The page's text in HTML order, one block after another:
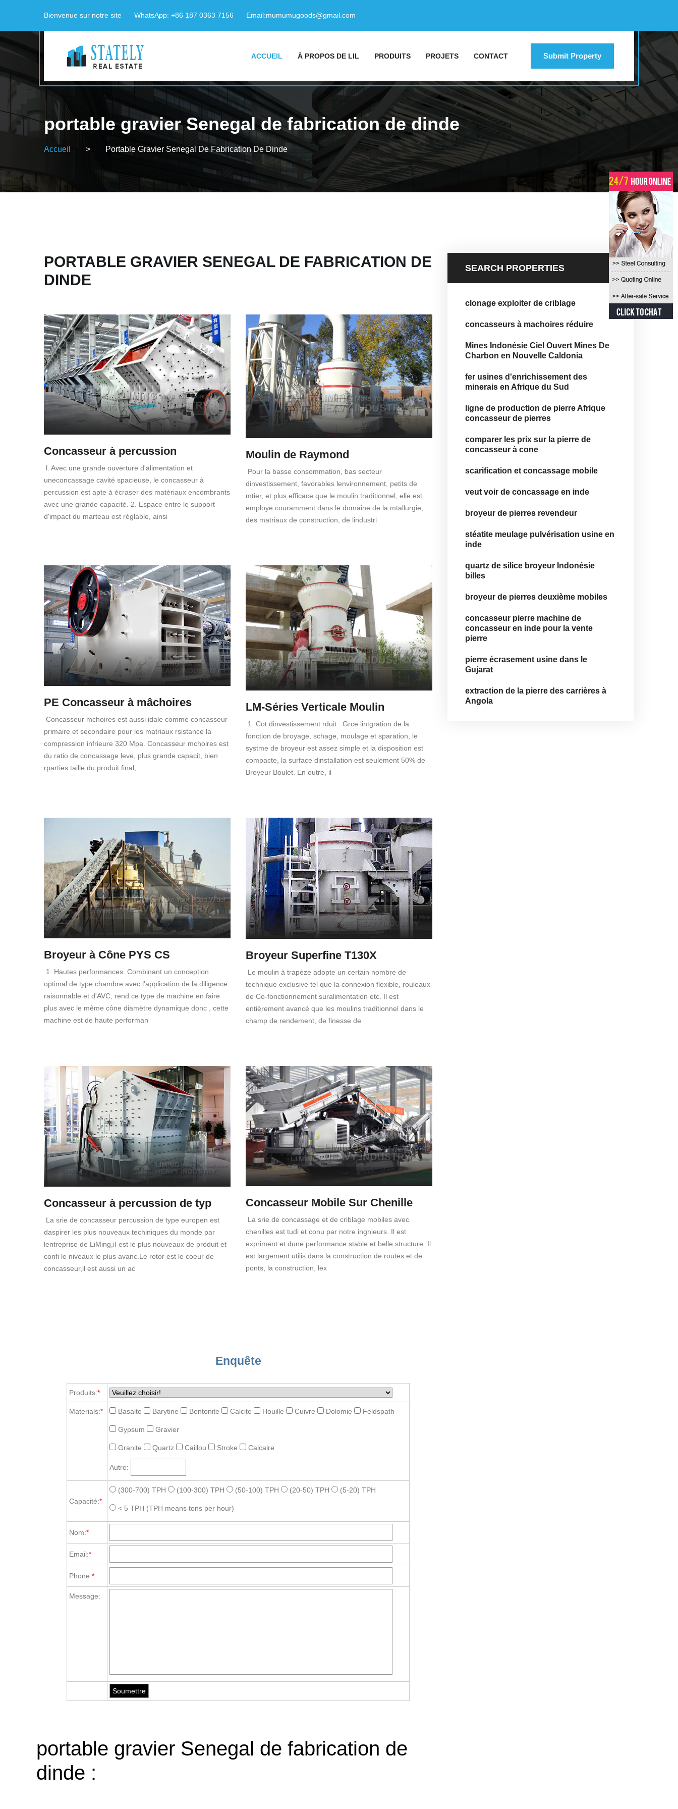
Bienvenue sur notre site WhatsApp: +86 187 0363 7156 Email:mumumugoods@gmail.com
ACCUEIL À PROPOS DE LIL PRODUITS PROJETS CONTACT Submit Property
portable gravier Senegal de fabrication de dinde
Accueil > Portable Gravier Senegal De Fabrication De Dinde
PORTABLE GRAVIER SENEGAL DE FABRICATION DE
DINDE
Concasseur à percussion
l. Avec une grande ouverture d'alimentation et
uneconcassage cavité spacieuse, le concasseur à
percussion est apte à écraser des matériaux encombrants
avec une grande capacité. 2. Espace entre le support
d'impact du marteau est réglable, ainsi
Moulin de Raymond
Pour la basse consommation, bas secteur
dinvestissement, favorables lenvironnement, petits de
mtier, et plus efficace que le moulin traditionnel, elle est
employe couramment dans le domaine de la mtallurgie,
des matriaux de construction, de lindustri
PE Concasseur à mâchoires
Concasseur mchoires est aussi idale comme concasseur
primaire et secondaire pour les matriaux rsistance la
compression infrieure 320 Mpa. Concasseur mchoires est
du ratio de concassage leve, plus grande capacit, bien
rparties taille du produit final,
LM-Séries Verticale Moulin
1. Cot dinvestissement rduit : Grce lintgration de la
fonction de broyage, schage, moulage et sparation, le
systme de broyeur est assez simple et la disposition est
compacte, la surface dinstallation est seulement 50% de
Broyeur Boulet. En outre, il
Broyeur à Cône PYS CS
1. Hautes performances. Combinant un conception
optimal de type chambre avec l'application de la diligence
raisonnable et d'AVC, rend ce type de machine en faire
plus avec le même cône diamètre dynamique donc , cette
machine est de haute performan
Broyeur Superfine T130X
Le moulin à trapèze adopte un certain nombre de
technique exclusive tel que la connexion flexible, rouleaux
de Co-fonctionnement suralimentation etc. Il est
entièrement avancé que les moulins traditionnel dans le
champ de rendement, de finesse de
Concasseur à percussion de typ
La srie de concasseur percussion de type europen est
daspirer les plus nouveaux techiniques du monde par
lentreprise de LiMing,iI est le plus nouveaux de produit et
confi le niveaux le plus avanc.Le rotor est le coeur de
concasseur,il est aussi un ac
Concasseur Mobile Sur Chenille
La srie de concassage et de criblage mobiles avec
chenilles est tudi et conu par notre ingnieurs. Il est
expriment et dune performance stable et belle structure. Il
est largement utilis dans la construction de routes et de
ponts, la construction, lex
Enquête
Produits:*
Materials:* Basalte Barytine Bentonite Calcite Houille Cuivre Dolomie Feldspath
Gypsum Gravier
Granite Quartz Caillou Stroke Calcaire
Autre:
Capacité:*
(300-700) TPH (100-300) TPH (50-100) TPH (20-50) TPH (5-20) TPH
< 5 TPH (TPH means tons per hour)
Nom:*
Email:*
Phone:*
Message:
portable gravier Senegal de fabrication de
dinde :
SEARCH PROPERTIES
clonage exploiter de criblage
concasseurs à machoires réduire
Mines Indonésie Ciel Ouvert Mines De
Charbon en Nouvelle Caldonia
fer usines d'enrichissement des
minerais en Afrique du Sud
ligne de production de pierre Afrique
concasseur de pierres
comparer les prix sur la pierre de
concasseur à cone
scarification et concassage mobile
veut voir de concassage en inde
broyeur de pierres revendeur
stéatite meulage pulvérisation usine en
inde
quartz de silice broyeur Indonésie
billes
broyeur de pierres deuxième mobiles
concasseur pierre machine de
concasseur en inde pour la vente
pierre
pierre écrasement usine dans le
Gujarat
extraction de la pierre des carrières à
Angola